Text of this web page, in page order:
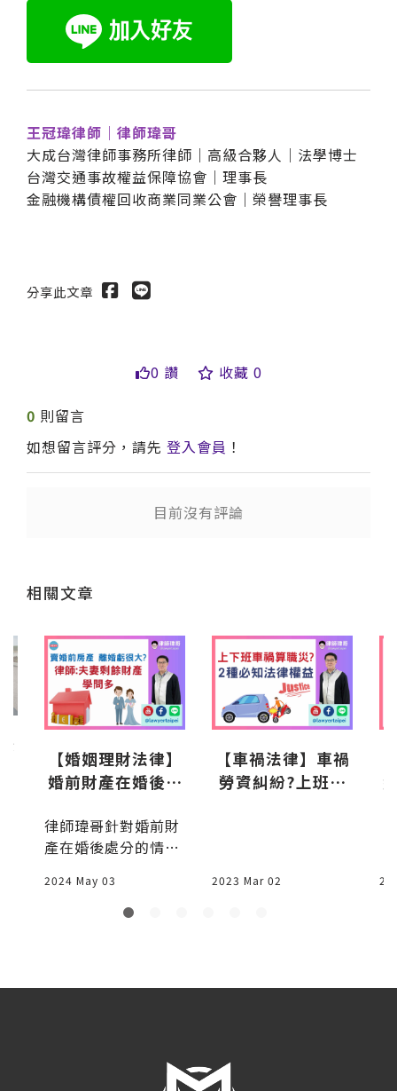
王冠瑋律師｜律師瑋哥
大成台灣律師事務所律師｜高級合夥人｜法學博士
台灣交通事故權益保障協會｜理事長
金融機構債權回收商業同業公會｜榮譽理事長
分享此文章
0 讚 收藏 0
0 則留言
如想留言評分，請先 登入會員 ！
目前沒有評論
相關文章
【婚姻理財法律】
婚前財產在婚後變
妻剩餘財產分配？
律師：小心變婚後
財產
律師瑋哥針對婚前財
產在婚後處分的情
於夫妻剩餘財產分配
的相關規定，並提供
2024 May 03
送出
【車禍法律】車禍
勞資糾紛?上班通
2023 Mar 02